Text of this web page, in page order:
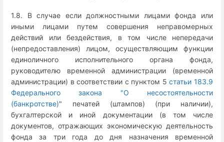
1.8. В случае если должностными лицами фонда или
иными лицами путем совершения неправомерных
действий или бездействия, в том числе непередачи
(непредоставления) лицом, осуществляющим функции
единоличного исполнительного органа фонда,
руководителю временной администрации (временной
администрации) в соответствии с пунктом 5статьи 183.9
Федерального закона "О несостоятельности
(банкротстве)" печатей (штампов) (при наличии),
бухгалтерской и иной документации (в том числе
документов, отражающих экономическую деятельность
фонда за три года до дня назначения временной